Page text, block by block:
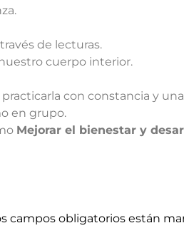
de lecturas.
cuerpo interior.
con constancia y
en grupo.
Mejorar el bienestar y
campos obligatorios están